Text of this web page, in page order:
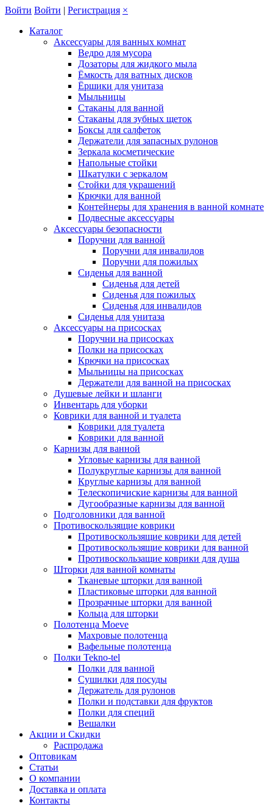
Войти Войти | Регистрация ×
Каталог
Аксессуары для ванных комнат
Ведро для мусора
Дозаторы для жидкого мыла
Ёмкость для ватных дисков
Ёршики для унитаза
Мыльницы
Стаканы для ванной
Стаканы для зубных щеток
Боксы для салфеток
Держатели для запасных рулонов
Зеркала косметические
Напольные стойки
Шкатулки с зеркалом
Стойки для украшений
Крючки для ванной
Контейнеры для хранения в ванной комнате
Подвесные аксессуары
Аксессуары безопасности
Поручни для ванной
Поручни для инвалидов
Поручни для пожилых
Сиденья для ванной
Сиденья для детей
Сиденья для пожилых
Сиденья для инвалидов
Сиденья для унитаза
Аксессуары на присосках
Поручни на присосках
Полки на присосках
Крючки на присосках
Мыльницы на присосках
Держатели для ванной на присосках
Душевые лейки и шланги
Инвентарь для уборки
Коврики для ванной и туалета
Коврики для туалета
Коврики для ванной
Карнизы для ванной
Угловые карнизы для ванной
Полукруглые карнизы для ванной
Круглые карнизы для ванной
Телескопичиские карнизы для ванной
Дугообразные карнизы для ванной
Подголовники для ванной
Противоскользящие коврики
Противоскользящие коврики для детей
Противоскользящие коврики для ванной
Противоскользащие коврики для душа
Шторки для ванной комнаты
Тканевые шторки для ванной
Пластиковые шторки для ванной
Прозрачные шторки для ванной
Кольца для шторки
Полотенца Moeve
Махровые полотенца
Вафельные полотенца
Полки Tekno-tel
Полки для ванной
Сушилки для посуды
Держатель для рулонов
Полки и подставки для фруктов
Полки для специй
Вешалки
Акции и Скидки
Распродажа
Оптовикам
Статьи
О компании
Доставка и оплата
Контакты